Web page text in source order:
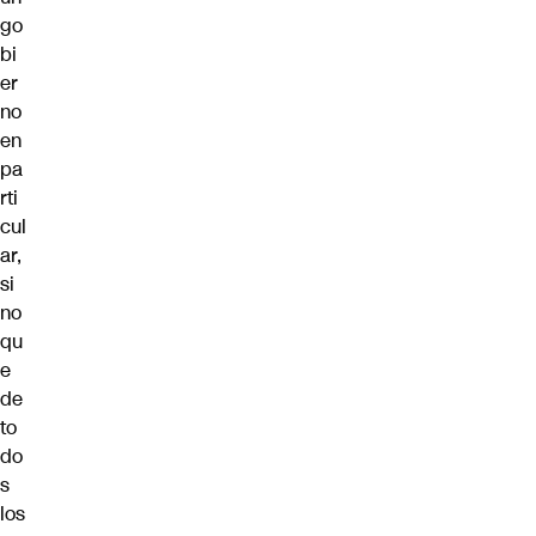
go
bi
er
no
en
pa
rti
cul
ar,
si
no
qu
e
de
to
do
s
los